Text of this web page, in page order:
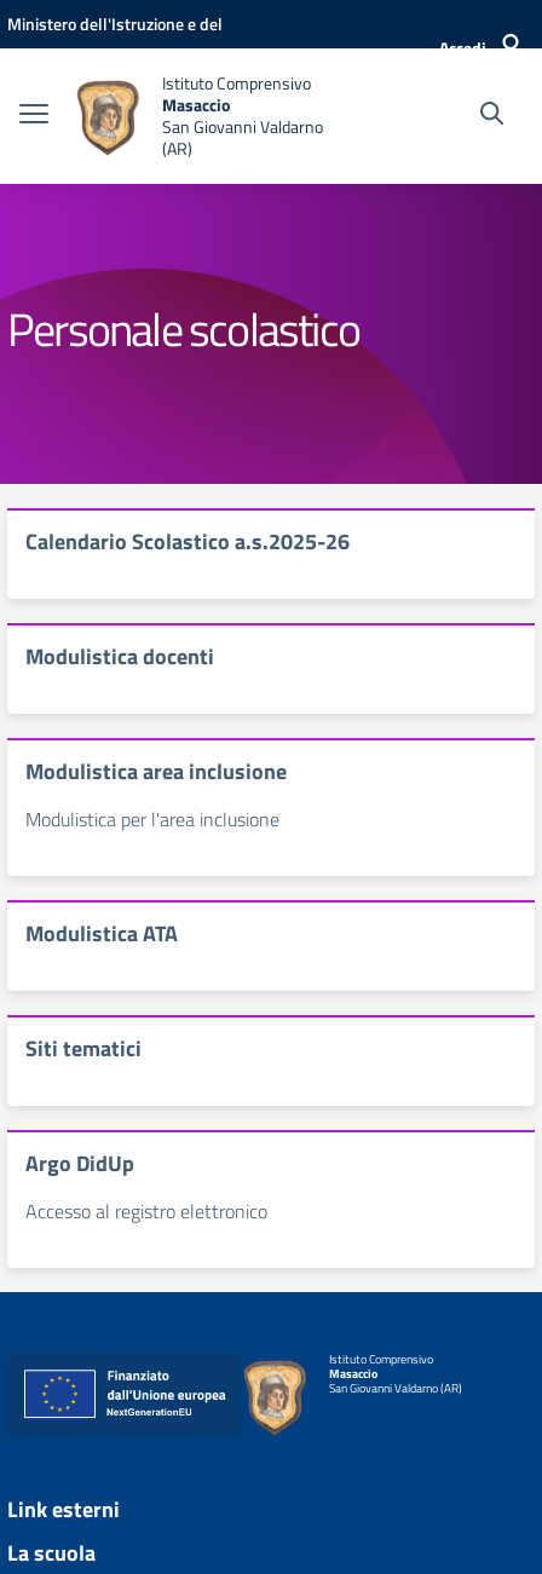
Vai ai contenuti
Vai al menu di navigazione
Vai al footer
Ministero dell'Istruzione e del
Accedi
Istituto Comprensivo
Masaccio
San Giovanni Valdarno
(AR)
Personale scolastico
Calendario Scolastico a.s.2025-26
Modulistica docenti
Modulistica area inclusione
Modulistica per l'area inclusione
Modulistica ATA
Siti tematici
Argo DidUp
Accesso al registro elettronico
Istituto Comprensivo
Masaccio
San Giovanni Valdarno (AR)
Link esterni
La scuola